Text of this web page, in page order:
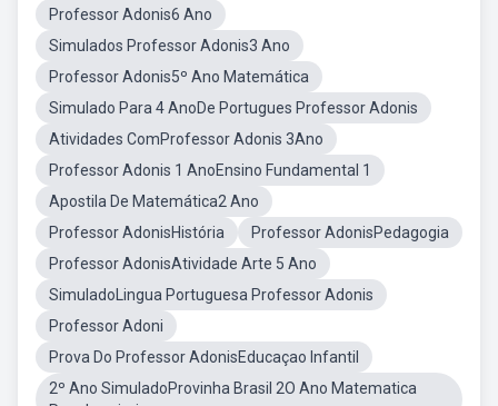
Professor Adonis6 Ano
Simulados Professor Adonis3 Ano
Professor Adonis5º Ano Matemática
Simulado Para 4 AnoDe Portugues Professor Adonis
Atividades ComProfessor Adonis 3Ano
Professor Adonis 1 AnoEnsino Fundamental 1
Apostila De Matemática2 Ano
Professor AdonisHistória
Professor AdonisPedagogia
Professor AdonisAtividade Arte 5 Ano
SimuladoLingua Portuguesa Professor Adonis
Professor Adoni
Prova Do Professor AdonisEducaçao Infantil
2º Ano SimuladoProvinha Brasil 2O Ano Matematica